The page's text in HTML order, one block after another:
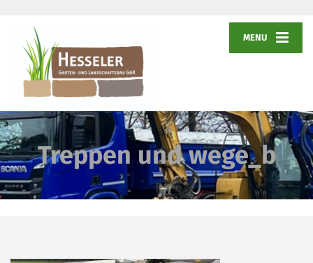
MENU
Treppen und wege_b